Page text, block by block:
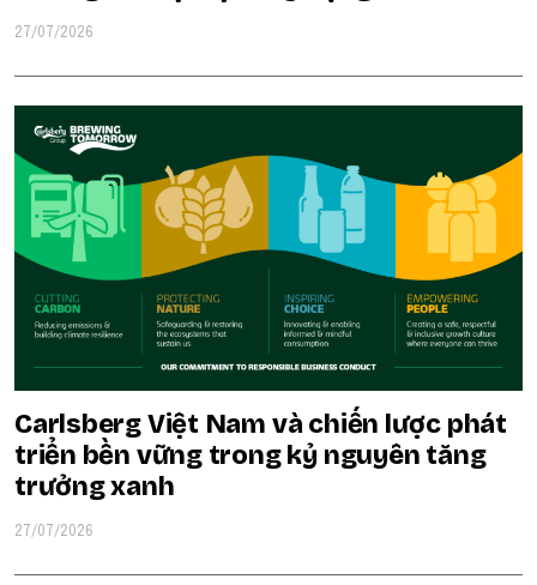
27/07/2026
Carlsberg Việt Nam và chiến lược phát
triển bền vững trong kỷ nguyên tăng
trưởng xanh
27/07/2026